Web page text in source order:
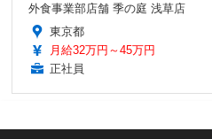
外食事業部店舗 季の庭 浅草店
東京都
月給32万円～45万円
正社員